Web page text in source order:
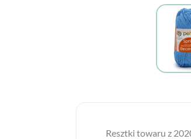
Resztki towaru z